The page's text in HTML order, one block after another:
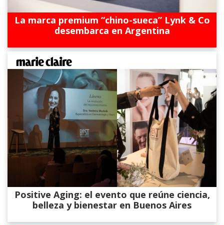
La marca premium “chino-sueca” Lynk & Co
desembarca en Argentina
Positive Aging: el evento que reúne ciencia,
belleza y bienestar en Buenos Aires